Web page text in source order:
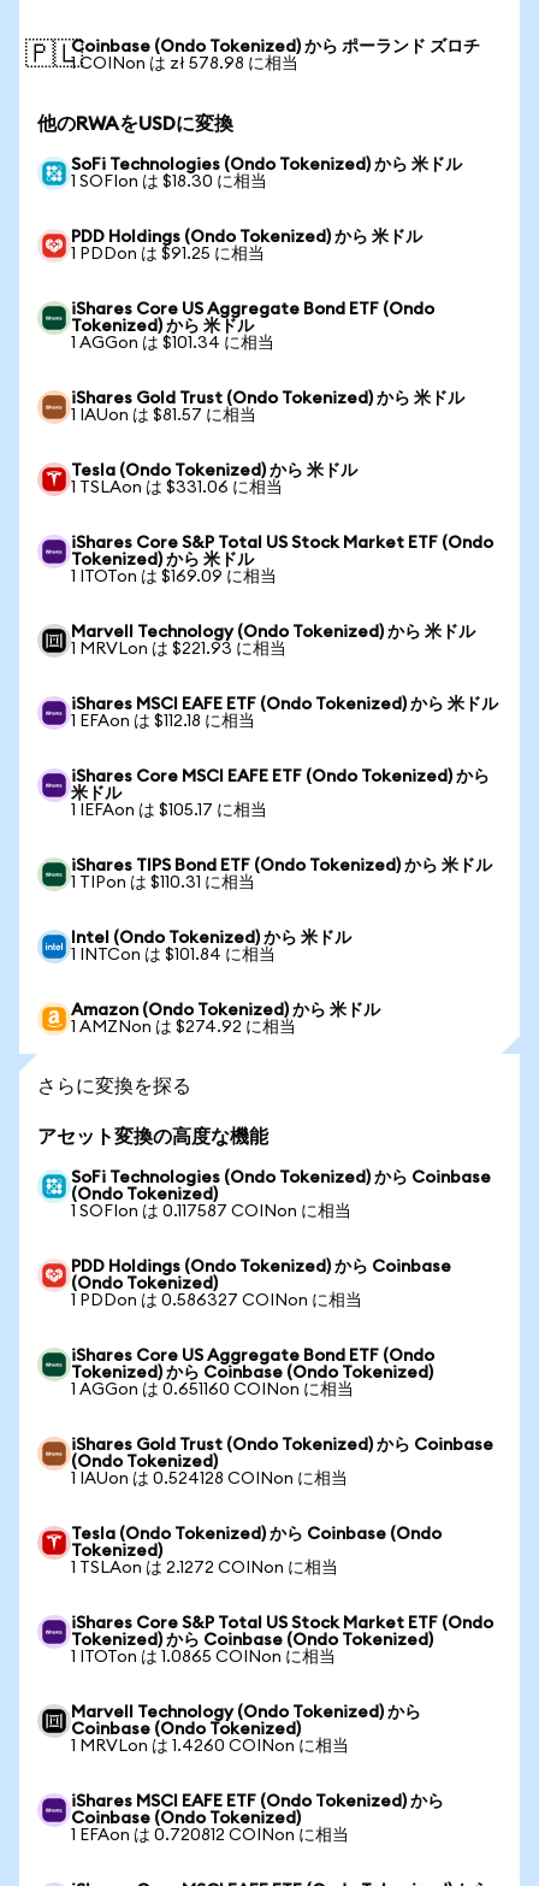
🇵🇱Coinbase (Ondo Tokenized) から ポーランド ズロチ
1 COINon は zł 578.98 に相当
他のRWAをUSDに変換
SoFi Technologies (Ondo Tokenized) から 米ドル
1 SOFIon は $18.30 に相当
PDD Holdings (Ondo Tokenized) から 米ドル
1 PDDon は $91.25 に相当
iShares Core US Aggregate Bond ETF (Ondo
Tokenized) から 米ドル
1 AGGon は $101.34 に相当
iShares Gold Trust (Ondo Tokenized) から 米ドル
1 IAUon は $81.57 に相当
Tesla (Ondo Tokenized) から 米ドル
1 TSLAon は $331.06 に相当
iShares Core S&P Total US Stock Market ETF (Ondo
Tokenized) から 米ドル
1 ITOTon は $169.09 に相当
Marvell Technology (Ondo Tokenized) から 米ドル
1 MRVLon は $221.93 に相当
iShares MSCI EAFE ETF (Ondo Tokenized) から 米ドル
1 EFAon は $112.18 に相当
iShares Core MSCI EAFE ETF (Ondo Tokenized) から
米ドル
1 IEFAon は $105.17 に相当
iShares TIPS Bond ETF (Ondo Tokenized) から 米ドル
1 TIPon は $110.31 に相当
Intel (Ondo Tokenized) から 米ドル
1 INTCon は $101.84 に相当
Amazon (Ondo Tokenized) から 米ドル
1 AMZNon は $274.92 に相当
さらに変換を探る
アセット変換の高度な機能
SoFi Technologies (Ondo Tokenized) から Coinbase
(Ondo Tokenized)
1 SOFIon は 0.117587 COINon に相当
PDD Holdings (Ondo Tokenized) から Coinbase
(Ondo Tokenized)
1 PDDon は 0.586327 COINon に相当
iShares Core US Aggregate Bond ETF (Ondo
Tokenized) から Coinbase (Ondo Tokenized)
1 AGGon は 0.651160 COINon に相当
iShares Gold Trust (Ondo Tokenized) から Coinbase
(Ondo Tokenized)
1 IAUon は 0.524128 COINon に相当
Tesla (Ondo Tokenized) から Coinbase (Ondo
Tokenized)
1 TSLAon は 2.1272 COINon に相当
iShares Core S&P Total US Stock Market ETF (Ondo
Tokenized) から Coinbase (Ondo Tokenized)
1 ITOTon は 1.0865 COINon に相当
Marvell Technology (Ondo Tokenized) から
Coinbase (Ondo Tokenized)
1 MRVLon は 1.4260 COINon に相当
iShares MSCI EAFE ETF (Ondo Tokenized) から
Coinbase (Ondo Tokenized)
1 EFAon は 0.720812 COINon に相当